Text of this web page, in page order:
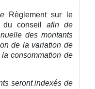
Règlement sur le
du conseil afin de
des montants
de la variation de
consommation de
seront indexés de